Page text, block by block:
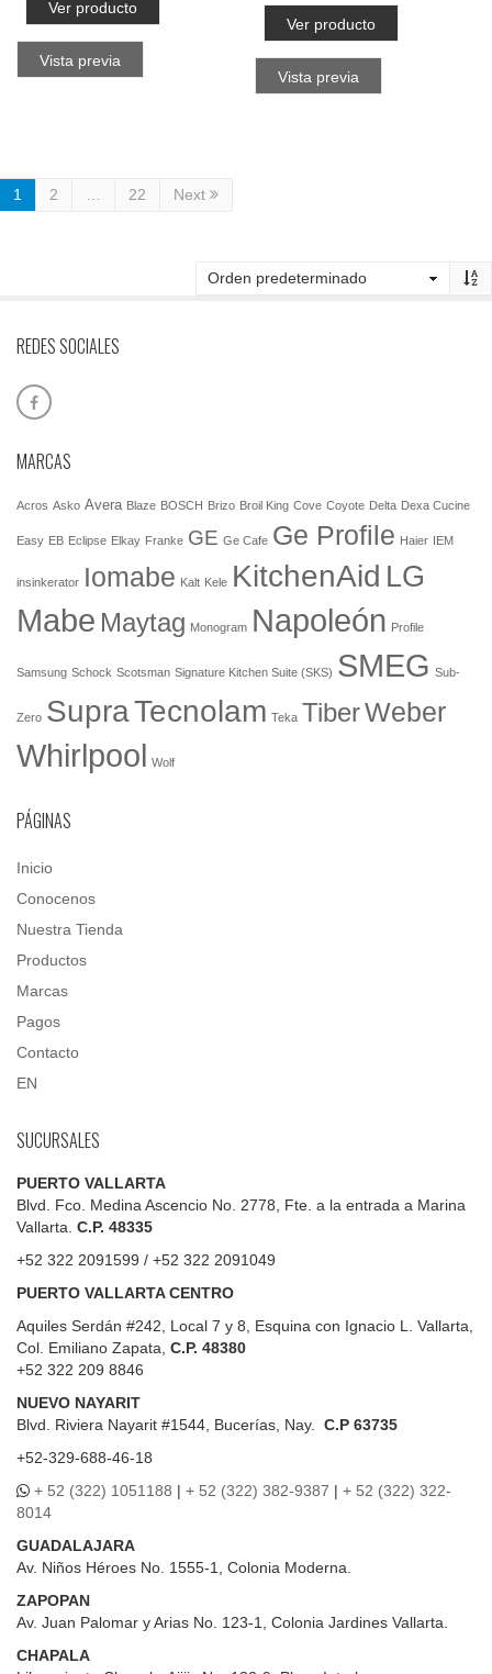
Ver producto
Vista previa
Ver producto
Vista previa
1 2 22 Next
REDES SOCIALES
MARCAS
Acros Asko Avera Blaze BOSCH Brizo Broil King Cove Coyote Delta Dexa Cucine
Easy EB Eclipse Elkay Franke GE Ge Cafe Ge Profile Haier IEM
insinkerator Iomabe Kalt Kele KitchenAid LG
Mabe Maytag Monogram Napoleón Profile
Samsung Schock Scotsman Signature Kitchen Suite (SKS) SMEG Sub-
Zero SupraTecnolam Teka TiberWeber
Whirlpool Wolf
PÁGINAS
Inicio
Conocenos
Nuestra Tienda
Productos
Marcas
Pagos
Contacto
EN
SUCURSALES
PUERTO VALLARTA
Blvd. Fco. Medina Ascencio No. 2778, Fte. a la entrada a Marina
Vallarta. C.P. 48335
+52 322 2091599 / +52 322 2091049
PUERTO VALLARTA CENTRO
Aquiles Serdán #242, Local 7 y 8, Esquina con Ignacio L. Vallarta,
Col. Emiliano Zapata, C.P. 48380
+52 322 209 8846
NUEVO NAYARIT
Blvd.
Riviera Nayarit #1544, Bucerías, Nay. C.P 63735
+52-329-688-46-18
+ 52 (322) 1051188 | + 52 (322) 382-9387 | + 52 (322) 322-
8014
GUADALAJARA
Av. Niños Héroes No. 1555-1, Colonia Moderna.
ZAPOPAN
Av. Juan Palomar y Arias No. 123-1, Colonia Jardines Vallarta.
CHAPALA